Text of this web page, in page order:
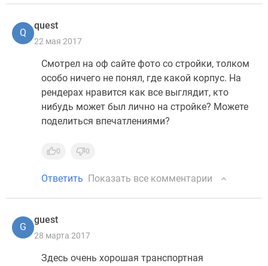
Q
quest
22 мая 2017
Смотрел на оф сайте фото со стройки, толком
особо ничего не понял, где какой корпус. На
рендерах нравится как все выглядит, кто
нибудь может был лично на стройке? Можете
поделиться впечатлениями?
0 0
Ответить Показать все комментарии
G
guest
28 марта 2017
Здесь очень хорошая транспортная